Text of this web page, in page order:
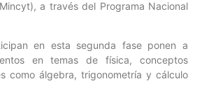
a través del Programa Nacional
en esta segunda fase ponen a
en temas de física, conceptos
como álgebra, trigonometría y cálculo